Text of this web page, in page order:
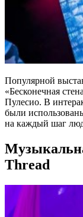
Популярной
«Бесконечная
Пулесио. В
были
на каждый шаг
Thread